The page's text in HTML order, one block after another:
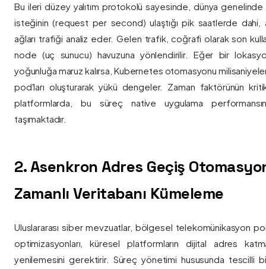
Bu ileri düzey yalıtım protokolü sayesinde, dünya genelinde
isteğinin (request per second) ulaştığı pik saatlerde dahi,
ağları trafiği analiz eder. Gelen trafik, coğrafi olarak son
node (uç sunucu) havuzuna yönlendirilir. Eğer bir
yoğunluğa maruz kalırsa, Kubernetes otomasyonu
pod'ları oluşturarak yükü dengeler. Zaman faktörünün
platformlarda, bu süreç native uygulama
taşımaktadır.
2. Asenkron Adres Geçiş
Zamanlı Veritabanı Kümeleme
Uluslararası siber mevzuatlar, bölgesel telekomünikasyon
optimizasyonları, küresel platformların dijital adres
yenilemesini gerektirir. Süreç yönetimi hususunda tescilli